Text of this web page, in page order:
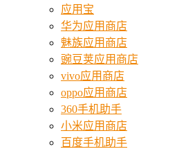
应用宝
华为应用商店
魅族应用商店
豌豆荚应用商店
vivo应用商店
oppo应用商店
360手机助手
小米应用商店
百度手机助手